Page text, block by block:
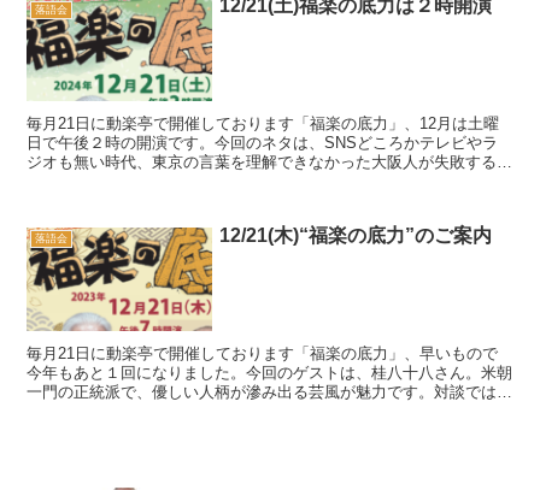
落語会 12/21(土)福楽の底力は２時開演
毎月21日に動楽亭で開催しております「福楽の底力」、12月は土曜
日で午後２時の開演です。今回のネタは、SNSどころかテレビやラ
ジオも無い時代、東京の言葉を理解できなかった大阪人が失敗する
落語会 12/21(木)“福楽の底力”のご案内
毎月21日に動楽亭で開催しております「福楽の底力」、早いもので
今年もあと１回になりました。今回のゲストは、桂八十八さん。米朝
一門の正統派で、優しい人柄が滲み出る芸風が魅力です。対談ではお